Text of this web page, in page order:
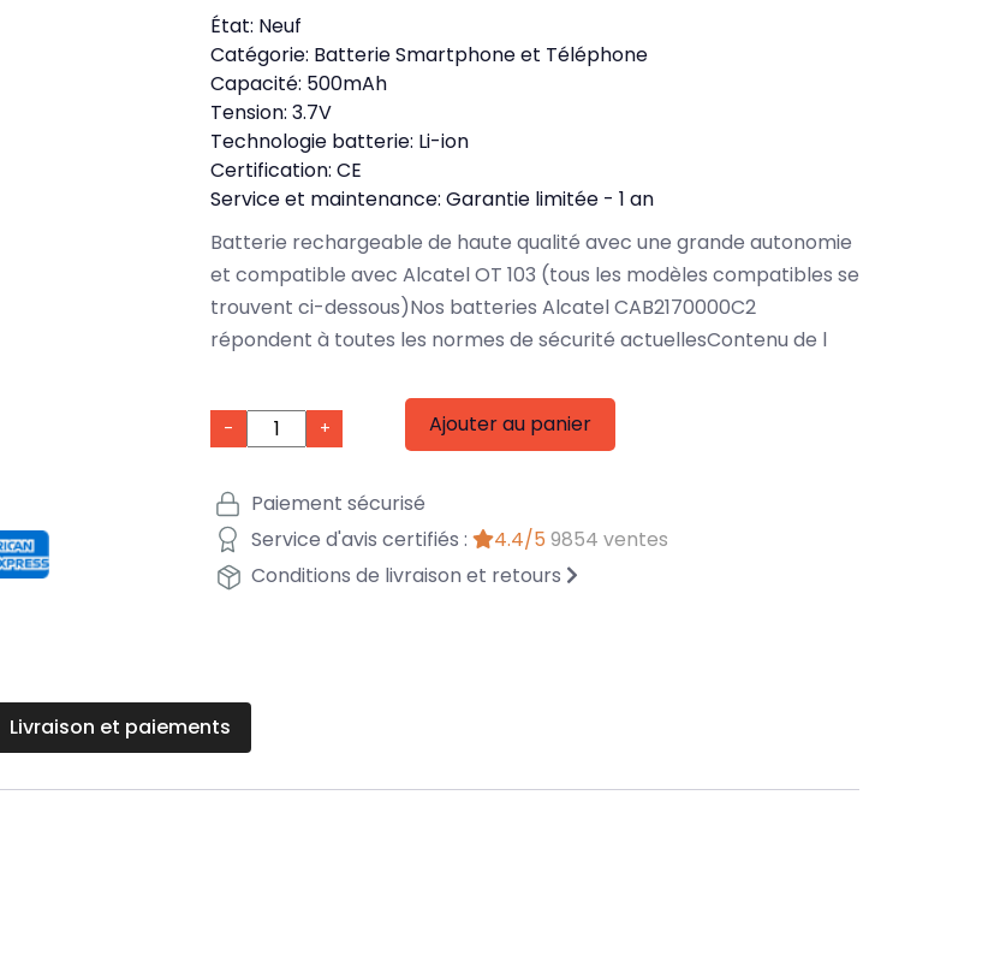
État: Neuf
Catégorie: Batterie Smartphone et Téléphone
Capacité: 500mAh
Tension: 3.7V
Technologie batterie: Li-ion
Certification: CE
Service et maintenance: Garantie limitée - 1 an
Batterie rechargeable de haute qualité avec une grande autonomie
et compatible avec Alcatel OT 103 (tous les modèles compatibles se
trouvent ci-dessous)Nos batteries Alcatel CAB2170000C2
répondent à toutes les normes de sécurité actuellesContenu de l
- + Ajouter au panier
Paiement sécurisé
Service d'avis certifiés :
4.4/5 9854 ventes
Conditions de livraison et retours
Livraison et paiements